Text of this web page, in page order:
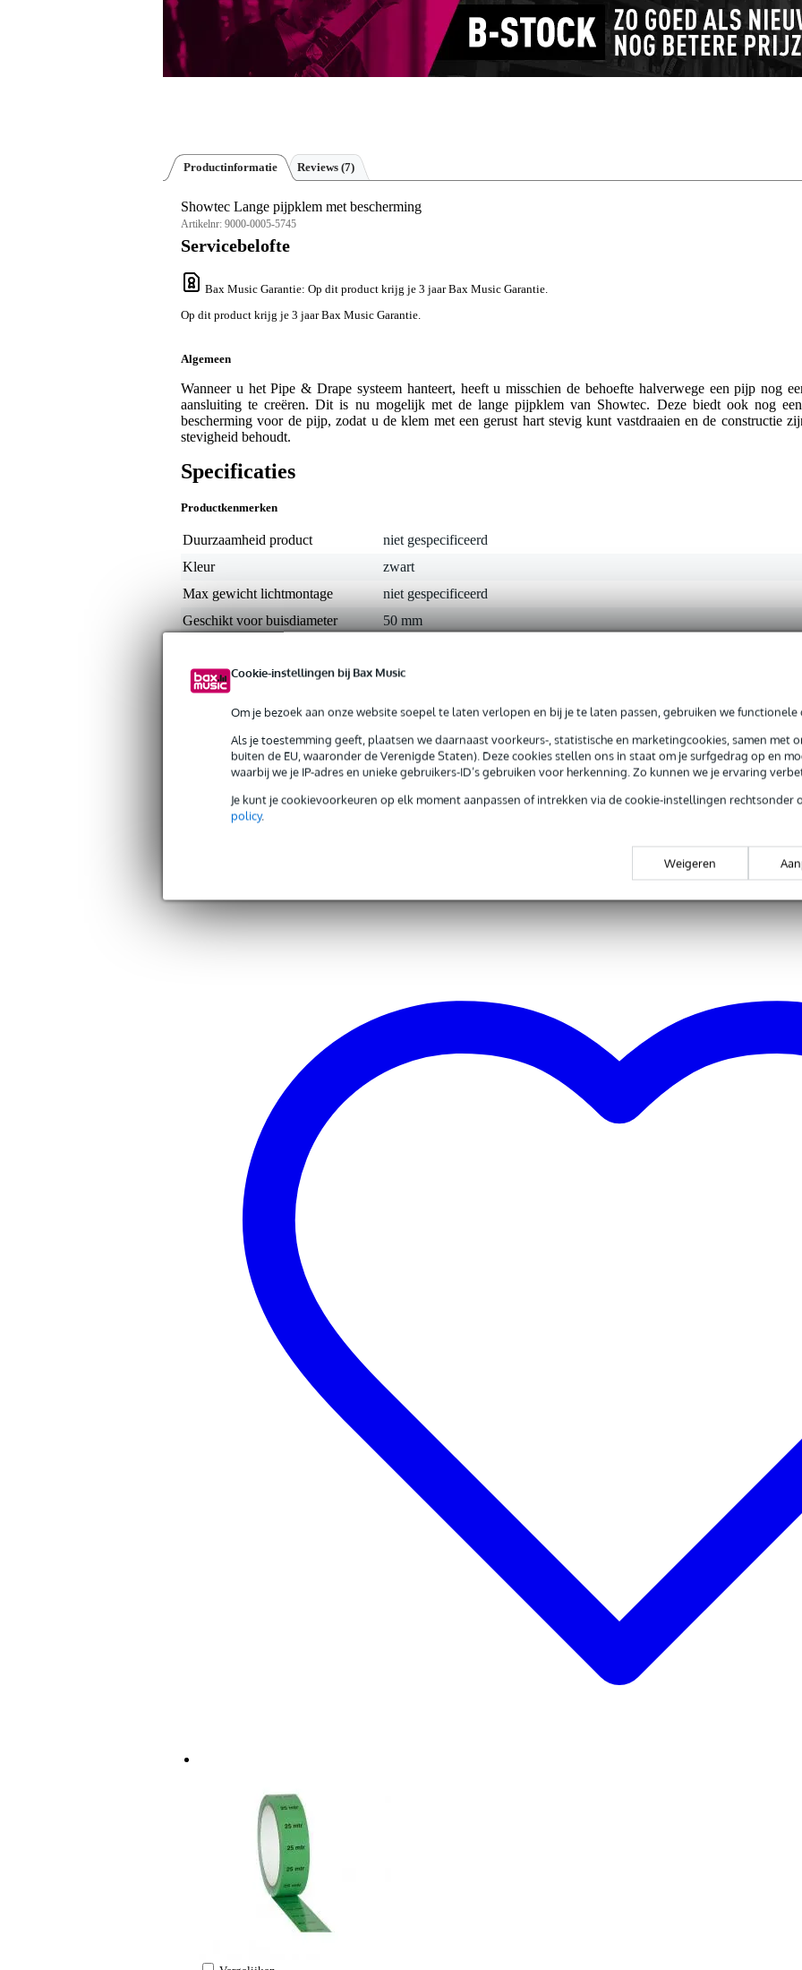
Cookie-instellingen bij Bax Music
Om je bezoek aan onze website soepel te laten verlopen en bij je te laten passen, gebruiken we functionele
Als je toestemming geeft, plaatsen we daarnaast voorkeurs-, statistische en marketingcookies, samen met
buiten de EU, waaronder de Verenigde Staten). Deze cookies stellen ons in staat om je surfgedrag op en
waarbij we je IP-adres en unieke gebruikers-ID’s gebruiken voor herkenning. Zo kunnen we je ervaring
Je kunt je cookievoorkeuren op elk moment aanpassen of intrekken via de cookie-instellingen rechtsonder
policy.
Weigeren
Productinformatie Reviews (7)
Showtec Lange pijpklem met bescherming
Artikelnr: 9000-0005-5745
Servicebelofte
Bax Music Garantie: Op dit product krijg je 3 jaar Bax Music Garantie.
Op dit product krijg je 3 jaar Bax Music Garantie.
Algemeen
Wanneer u het Pipe & Drape systeem hanteert, heeft u misschien de behoefte halverwege een pijp nog
aansluiting te creëren. Dit is nu mogelijk met de lange pijpklem van Showtec. Deze biedt ook nog
bescherming voor de pijp, zodat u de klem met een gerust hart stevig kunt vastdraaien en de constructie
stevigheid behoudt.
Specificaties
Productkenmerken
Duurzaamheid product
niet gespecificeerd
Kleur
zwart
Max gewicht lichtmontage
niet gespecificeerd
Geschikt voor buisdiameter
50 mm
Gewicht
Afmeting(incl. verpakking) 15,0 x 7,5 x 3,5 cm
Productspecificaties